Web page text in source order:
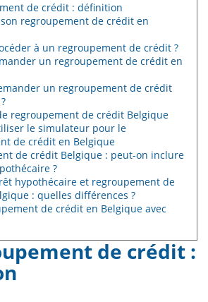
de crédit : définition
regroupement de crédit en
à un regroupement de crédit ?
un regroupement de crédit en
un regroupement de crédit
regroupement de crédit Belgique
le simulateur pour le
de crédit en Belgique
de crédit Belgique : peut-on inclure
?
hypothécaire et regroupement de
: quelles différences ?
de crédit en Belgique avec
de crédit :